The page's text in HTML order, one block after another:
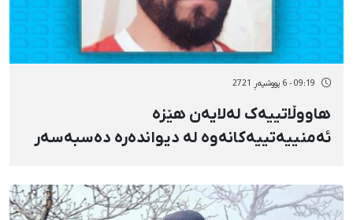
09:19 - 6 پووشپەڕ 2721
هاووڵاتییەک لەلایەن هێزە
ئەمنییەتییەکانەوە لە دیواندەرە دەسبەسەر